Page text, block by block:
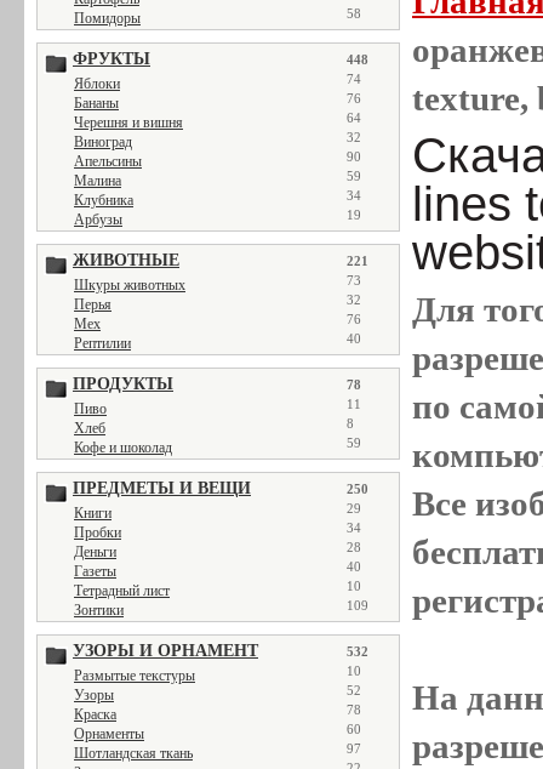
Помидоры 58
ФРУКТЫ 448
Яблоки 74
Бананы 76
Черешня и вишня 64
Виноград 32
Апельсины 90
Малина 59
Клубника 34
Арбузы 19
ЖИВОТНЫЕ 221
Шкуры животных 73
Перья 32
Мех 76
Рептилии 40
ПРОДУКТЫ 78
Пиво 11
Хлеб 8
Кофе и шоколад 59
ПРЕДМЕТЫ И ВЕЩИ 250
Книги 29
Пробки 34
Деньги 28
Газеты 40
Тетрадный лист 10
Зонтики 109
УЗОРЫ И ОРНАМЕНТ 532
Размытые текстуры 10
Узоры 52
Краска 78
Орнаменты 60
Шотландская ткань 97
texture,
lines
Для
по
Все
На